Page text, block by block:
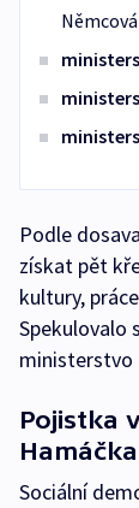
Němcová
Podle
získat pět
kultury,
Spekulovalo
ministerstvo
Pojistka
Sociální